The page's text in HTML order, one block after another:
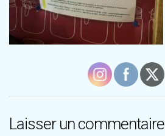
Laisser un commentaire